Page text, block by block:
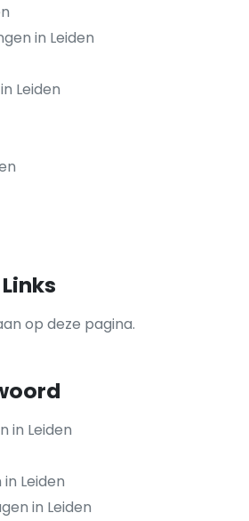
in Leiden
Leiden
op deze pagina.
in Leiden
Leiden
in Leiden